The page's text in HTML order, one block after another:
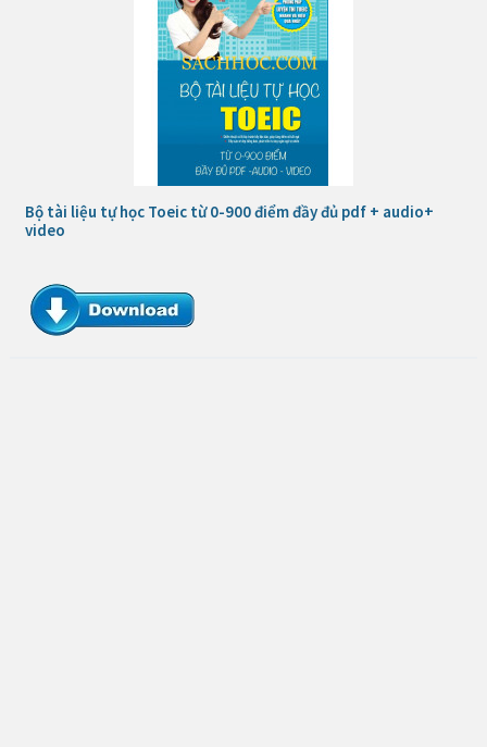
Bộ tài liệu tự học Toeic từ 0-900 điểm đầy đủ pdf + audio+
video